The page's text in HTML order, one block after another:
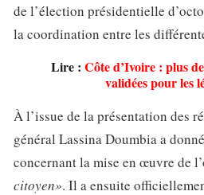
de l’élection présidentielle
la coordination entre les
Lire : Côte d’Ivoire : plus
validées pour les
À l’issue de la présentation des
général Lassina Doumbia a
concernant la mise en œuvre de
citoyen». Il a ensuite